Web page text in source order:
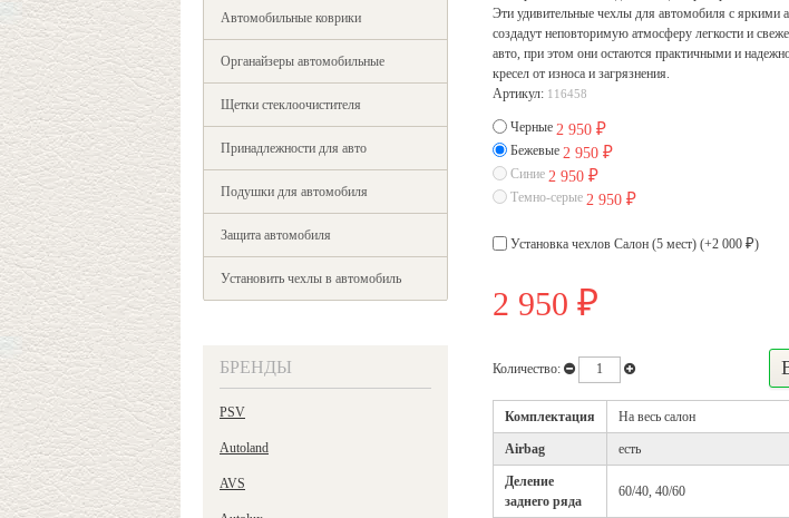
Автомобильные коврики
Органайзеры автомобильные
Щетки стеклоочистителя
Принадлежности для авто
Подушки для автомобиля
Защита автомобиля
Установить чехлы в автомобиль
БРЕНДЫ
PSV
Autoland
AVS
Эти удивительные чехлы для автомобиля с яркими
создадут неповторимую атмосферу легкости и
авто, при этом они остаются практичными и
кресел от износа и загрязнения.
Артикул: 116458
Черные 2 950 ₽
Бежевые 2 950 ₽
Синие 2 950 ₽
Темно-серые 2 950 ₽
Установка чехлов Салон (5 мест) (+2 000 ₽)
2 950 ₽
Количество:
Комплектация На весь салон
Airbag есть
Деление
заднего ряда
60/40, 40/60